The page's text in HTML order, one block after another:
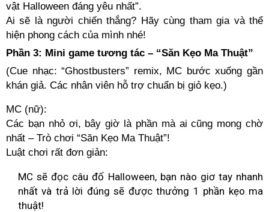
vật Halloween đáng yêu nhất”.
Ai sẽ là người chiến thắng? Hãy cùng tham gia và thể
hiện phong cách của mình nhé!
Phần 3: Mini game tương tác – “Săn Kẹo Ma Thuật”
(Cue nhạc: “Ghostbusters” remix, MC bước xuống gần
khán giả. Các nhân viên hỗ trợ chuẩn bị giỏ kẹo.)
MC (nữ):
Các bạn nhỏ ơi, bây giờ là phần mà ai cũng mong chờ
nhất – Trò chơi “Săn Kẹo Ma Thuật”!
Luật chơi rất đơn giản:
MC sẽ đọc câu đố Halloween, bạn nào giơ tay nhanh
nhất và trả lời đúng sẽ được thưởng 1 phần kẹo ma
thuật!